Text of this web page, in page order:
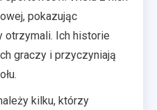
pokazując
otrzymali. Ich historie
graczy i przyczyniają
kilku, którzy